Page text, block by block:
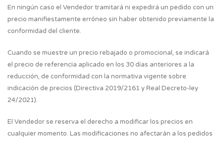
En ningún caso el Vendedor tramitará ni expedirá un pedido con un
precio manifiestamente erróneo sin haber obtenido previamente la
conformidad del cliente.
Cuando se muestre un precio rebajado o promocional, se indicará
el precio de referencia aplicado en los 30 días anteriores a la
reducción, de conformidad con la normativa vigente sobre
indicación de precios (Directiva 2019/2161 y Real Decreto-ley
24/2021).
El Vendedor se reserva el derecho a modificar los precios en
cualquier momento. Las modificaciones no afectarán a los pedidos